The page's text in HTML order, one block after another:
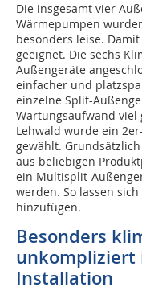
Die insgesamt vier
Wärmepumpen
besonders leise.
geeignet. Die sechs
Außengeräte
einfacher und
einzelne Split-
Wartungsaufwand viel
Lehwald wurde ein
gewählt.
aus beliebigen
ein Multisplit-
werden. So lassen
hinzufügen.
Besonders
unkompliziert
Installation